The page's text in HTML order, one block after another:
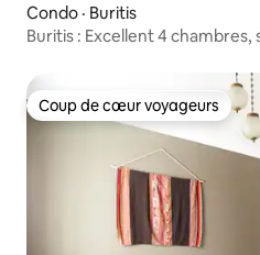
Condo · Buritis
Buritis : Excellent 4 chambres,
Coup de cœur voyageurs
Coup de cœur voyageurs